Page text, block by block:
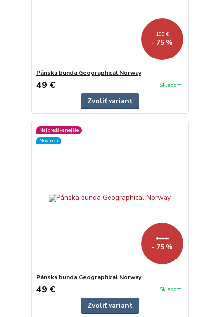
199 €
- 75 %
Pánska bunda Geographical Norway
49 € Skladom
Zvoliť variant
Najpredávanejšie
Novinka
199 €
- 75 %
Pánska bunda Geographical Norway
49 € Skladom
Zvoliť variant